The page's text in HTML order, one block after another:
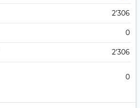
2’306
0
2’306
0